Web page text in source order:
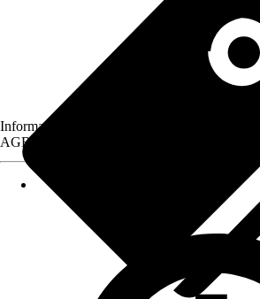
Informationen des Verkäufers, wie z. B.
AGB, finden Sie bei Klick auf den